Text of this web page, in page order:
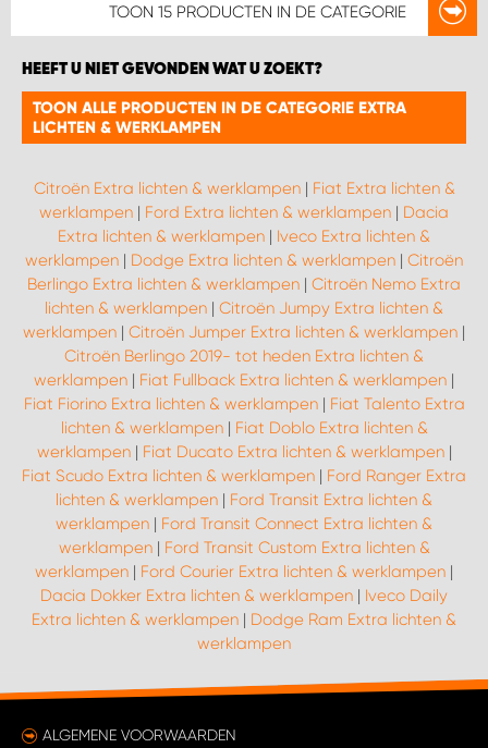
TOON 15 PRODUCTEN IN DE CATEGORIE
HEEFT U NIET GEVONDEN WAT U ZOEKT?
TOON ALLE PRODUCTEN IN DE CATEGORIE EXTRA
LICHTEN & WERKLAMPEN
Citroën Extra lichten & werklampen| Fiat Extra lichten &
werklampen | Ford Extra lichten & werklampen | Dacia
Extra lichten & werklampen | Iveco Extra lichten &
werklampen | Dodge Extra lichten & werklampen | Citroën
Berlingo Extra lichten & werklampen | Citroën Nemo Extra
lichten & werklampen | Citroën Jumpy Extra lichten &
werklampen | Citroën Jumper Extra lichten & werklampen |
Citroën Berlingo 2019- tot heden Extra lichten &
werklampen | Fiat Fullback Extra lichten & werklampen |
Fiat Fiorino Extra lichten & werklampen| Fiat Talento Extra
lichten & werklampen| Fiat Doblo Extra lichten &
werklampen| Fiat Ducato Extra lichten & werklampen|
Fiat Scudo Extra lichten & werklampen | Ford Ranger Extra
lichten & werklampen | Ford Transit Extra lichten &
werklampen | Ford Transit Connect Extra lichten &
werklampen| Ford Transit Custom Extra lichten &
werklampen | Ford Courier Extra lichten & werklampen |
Dacia Dokker Extra lichten & werklampen | Iveco Daily
Extra lichten & werklampen | Dodge Ram Extra lichten &
werklampen
ALGEMENE VOORWAARDEN